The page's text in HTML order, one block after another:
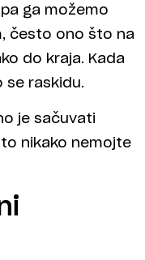
ga možemo
često ono što na
do kraja. Kada
se raskidu.
je sačuvati
nikako nemojte